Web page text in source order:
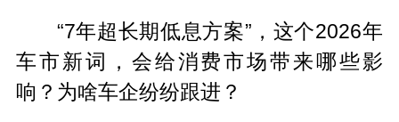
“7年超长期低息方案”，这个2026年
车市新词，会给消费市场带来哪些影
响？为啥车企纷纷跟进？